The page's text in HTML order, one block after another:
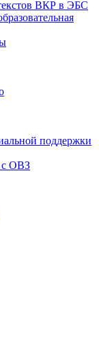
ВКР в ЭБС
поддержки
с ОВЗ